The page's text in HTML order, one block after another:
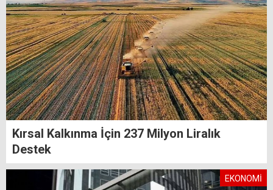
Kırsal Kalkınma İçin 237 Milyon Liralık
Destek
EKONOMİ